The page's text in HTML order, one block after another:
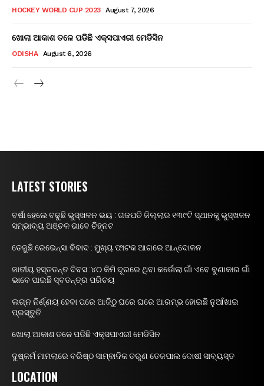
HOCKEY WORLD CUP 2023 August 7, 2026
ଖୋଲା ଆକାଶ ତଳେ ପଡିଛି ଏକ୍ସପାଏରୀ ମେଡିସିନ
ODISHA August 6, 2026
LATEST STORIES
ବର୍ଷା ହେଲେ ବଢୁଛି ଭୁସ୍ଖଳନ ଭୟ : ଗଜପତି ଜିଲ୍ଲାର ୧୩୯ଟି ସ୍ଥାନକୁ ଭୁସ୍ଖଳନ
ସମ୍ଭାବ୍ୟ ଅଞ୍ଚଳ ଭାବେ ଚିହ୍ନଟ
ତେଜୁଛି ରେଭେନ୍ସା ବିବାଦ : ମୁଖ୍ୟ ଫାଟକ ଆଗରେ ଆନ୍ଦୋଳନ
ଜାତୀୟ ହସ୍ତତନ୍ତ ଦିବସ :୪୦ କିମି ଦୂରରେ ଥିବା କର୍ଡୋଲା ଗାଁ ଏବେ ବୁଣାକାର ଗାଁ
ଭାବେ ପାଇଛି ସ୍ବତନ୍ତ୍ର ପରିଚୟ
ଲଗ୍ନ ନିର୍ଣ୍ଣୟ ହେବା ପରେ ଆଜିଠୁ ଘରେ ଘରେ ଆରମ୍ଭ ହୋଇଛି ନୁଆଁଖାଇ
ପ୍ରସ୍ତୁତି
ଖୋଲା ଆକାଶ ତଳେ ପଡିଛି ଏକ୍ସପାଏରୀ ମେଡିସିନ
ଦୁଷ୍କର୍ମ ମାମଲାରେ ବରିଷ୍ଠ ସାମ୍ଵାଦିକ ତରୁଣ ତେଜପାଲ ଦୋଷୀ ସାବ୍ୟସ୍ତ
LOCATION